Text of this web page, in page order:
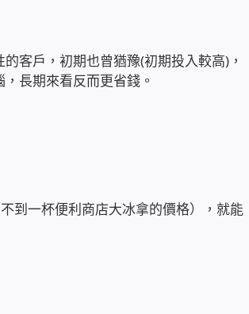
客戶，初期也曾猶豫(初期投入較高)，
長期來看反而更省錢。
到一杯便利商店大冰拿的價格），就能